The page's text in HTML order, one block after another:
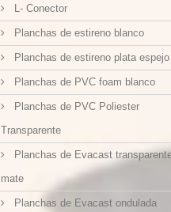
L- Conector
Planchas de estireno blanco
Planchas de estireno plata espejo
Planchas de PVC foam blanco
Planchas de PVC Poliester
Transparente
Planchas de Evacast
mate
Planchas de Evacast ondulada